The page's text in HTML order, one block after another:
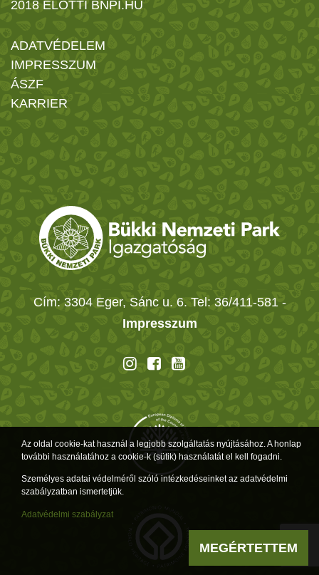
2018 ELŐTTI BNPI.HU
ADATVÉDELEM
IMPRESSZUM
ÁSZF
KARRIER
Cím: 3304 Eger, Sánc u. 6. Tel: 36/411-581 -
Impresszum
Az oldal cookie-kat használ a legjobb szolgáltatás nyújtásához. A honlap
további használatához a cookie-k (sütik) használatát el kell fogadni.
Személyes adatai védelméről szóló intézkedéseinket az adatvédelmi
szabályzatban ismertetjük.
Adatvédelmi szabályzat
MEGÉRTETTEM